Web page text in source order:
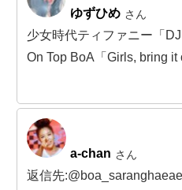
ゆずひめ さん
少女時代ティファニー「
On Top BoA「Girls, bring it
a-chan さん
返信先